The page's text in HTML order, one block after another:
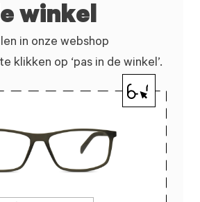
winkel
in onze webshop
klikken op ‘pas in de winkel’.